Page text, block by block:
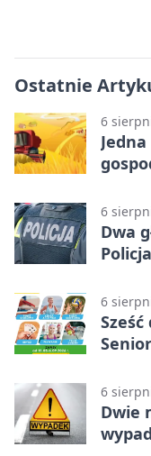
Ostatnie
6
6
Dwa
6
6
Dwie